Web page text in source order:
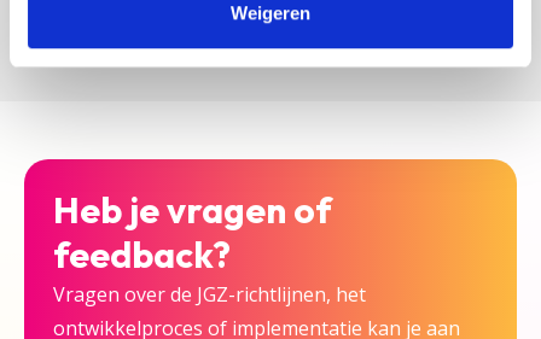
Weigeren
Heb je vragen of
feedback?
Vragen over de JGZ-richtlijnen, het
ontwikkelproces of implementatie kan je aan